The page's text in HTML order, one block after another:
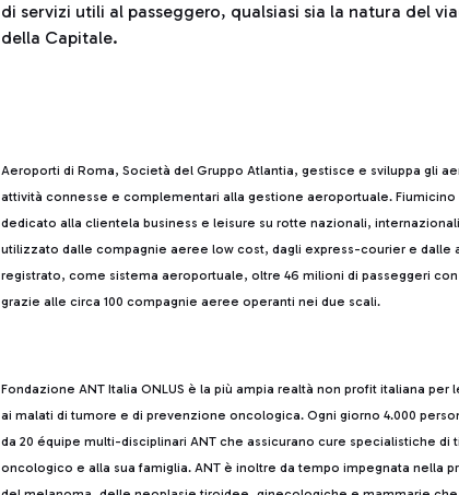
di servizi utili al passeggero, qualsiasi sia la natura del
della Capitale.
Aeroporti di Roma, Società del Gruppo Atlantia, gestisce e sviluppa gli
attività connesse e complementari alla gestione aeroportuale. Fiumicino
dedicato alla clientela business e leisure su rotte nazionali,
utilizzato dalle compagnie aeree low cost, dagli express-courier e dalle
registrato, come sistema aeroportuale, oltre 46 milioni di passeggeri
grazie alle circa 100 compagnie aeree operanti nei due scali.
Fondazione ANT Italia ONLUS è la più ampia realtà non profit italiana
ai malati di tumore e di prevenzione oncologica. Ogni giorno 4.000
da 20 équipe multi-disciplinari ANT che assicurano cure specialistiche
oncologico e alla sua famiglia. ANT è inoltre da tempo impegnata nella